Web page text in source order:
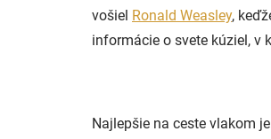
vošiel Ronald Weasley,
informácie o svete kúziel, v
Najlepšie na ceste vlakom